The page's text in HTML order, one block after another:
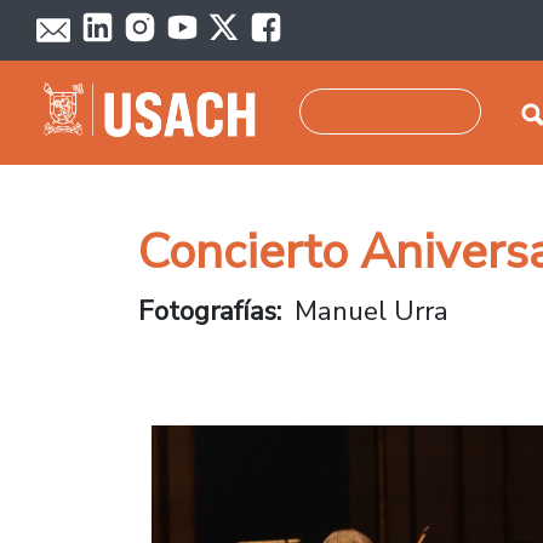
Pasar al contenido principal
Concierto
Fotografías Manuel Urra